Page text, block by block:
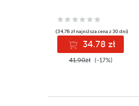
(34,78 zł najniższa cena z 30 dni)
34.78 zł
41.90zł (-17%)